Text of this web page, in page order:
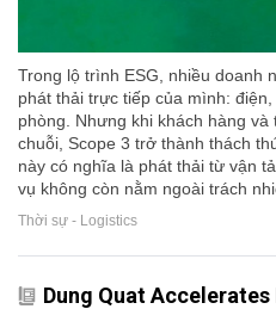
Trong lộ trình ESG, nhiều doanh
phát thải trực tiếp của mình:
phòng. Nhưng khi khách hàng
chuỗi, Scope 3 trở thành thách
này có nghĩa là phát thải từ vận
vụ không còn nằm ngoài trách
Thời sự - Logistics
Dung Quat Accelerates